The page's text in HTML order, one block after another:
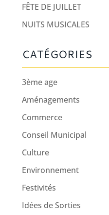
FÊTE DE JUILLET
NUITS MUSICALES
CATÉGORIES
3ème age
Aménagements
Commerce
Conseil Municipal
Culture
Environnement
Festivités
Idées de Sorties